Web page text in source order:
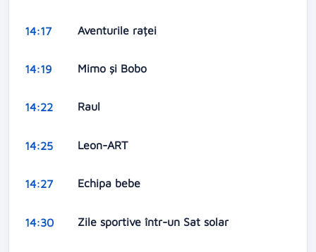
14:17 Aventurile raței
14:19 Mimo şi Bobo
14:22 Raul
14:25 Leon-ART
14:27 Echipa bebe
14:30 Zile sportive într-un Sat solar